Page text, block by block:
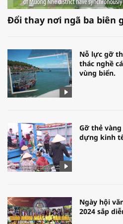
Đổi thay nơi ngã ba biên
Nỗ lực gỡ
thác nghề
vùng biển.
Gỡ thẻ
dựng kinh
Ngày hội
2024 sắp